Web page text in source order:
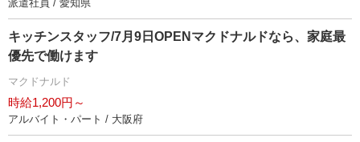
派遣社員 / 愛知県
キッチンスタッフ/7月9日OPENマクドナルドなら、家庭最
優先で働けます
マクドナルド
時給1,200円～
アルバイト・パート / 大阪府